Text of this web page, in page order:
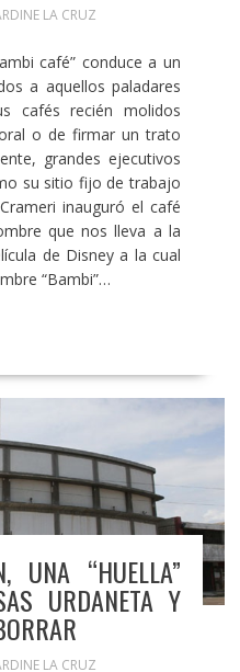
LA CRUZ
café” conduce a un
a aquellos paladares
cafés recién molidos
o de firmar un trato
grandes ejecutivos
su sitio fijo de trabajo
inauguró el café
que nos lleva a la
de Disney a la cual
“Bambi”…
UNA “HUELLA”
URDANETA Y
LA CRUZ